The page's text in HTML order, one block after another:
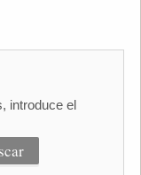
introduce el